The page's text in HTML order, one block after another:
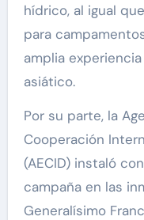
hídrico, al igual
para
amplia
asiático.
Por su parte, la
Cooperación
(AECID) instaló
campaña en las
Generalísimo